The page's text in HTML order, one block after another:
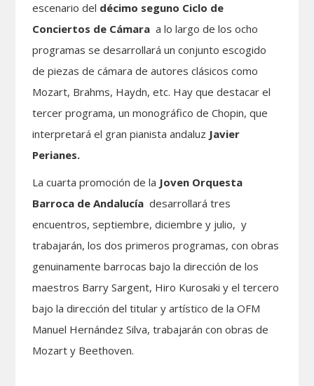
escenario del décimo seguno Ciclo de
Conciertos de Cámara a lo largo de los ocho
programas se desarrollará un conjunto escogido
de piezas de cámara de autores clásicos como
Mozart, Brahms, Haydn, etc. Hay que destacar el
tercer programa, un monográfico de Chopin, que
interpretará el gran pianista andaluz Javier
Perianes.
La cuarta promoción de la Joven Orquesta
Barroca de Andalucía desarrollará tres
encuentros, septiembre, diciembre y julio, y
trabajarán, los dos primeros programas, con obras
genuinamente barrocas bajo la dirección de los
maestros Barry Sargent, Hiro Kurosaki y el tercero
bajo la dirección del titular y artístico de la OFM
Manuel Hernández Silva, trabajarán con obras de
Mozart y Beethoven.